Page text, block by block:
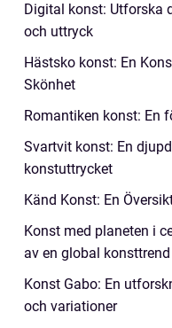
Digital konst: Utforska
och uttryck
Hästsko konst: En
Skönhet
Romantiken konst: En
Svartvit konst: En
konstuttrycket
Känd Konst: En
Konst med planeten i
av en global konsttrend
Konst Gabo: En
och variationer